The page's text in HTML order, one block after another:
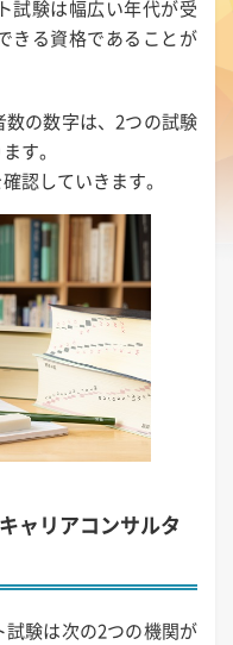
試験は幅広い年代が受
きる資格であることが
の数字は、2つの試験
す。
認していきます。
ャリアコンサルタ
験は次の2つの機関が